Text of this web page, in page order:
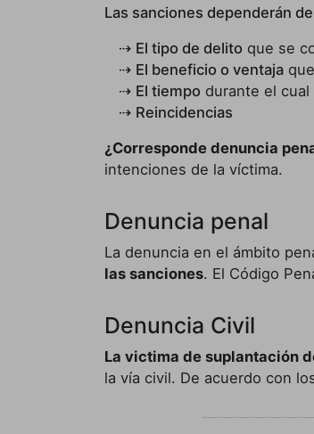
Las sanciones dependerán
El tipo de delito que se
El beneficio o ventaja
El tiempo durante el
Reincidencias
¿Corresponde denuncia
intenciones de la víctima.
Denuncia penal
La denuncia en el ámbito
las sanciones. El Código
Denuncia Civil
La victima de suplantación
la vía civil. De acuerdo con